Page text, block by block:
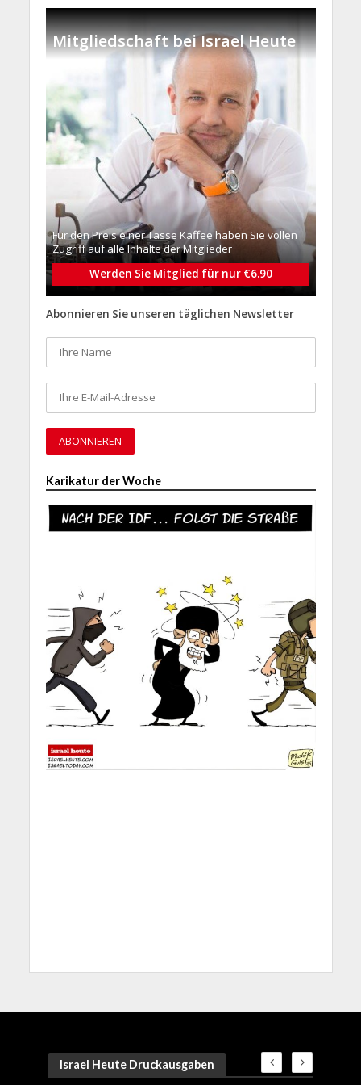
Mitgliedschaft bei Israel Heute
Für den Preis einer Tasse Kaffee haben Sie vollen
Zugriff auf alle Inhalte der Mitglieder
Werden Sie Mitglied für nur €6.90
Abonnieren Sie unseren täglichen Newsletter
Karikatur der Woche
Israel Heute Druckausgaben